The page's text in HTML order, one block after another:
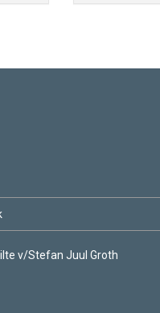
v/Stefan Juul Groth